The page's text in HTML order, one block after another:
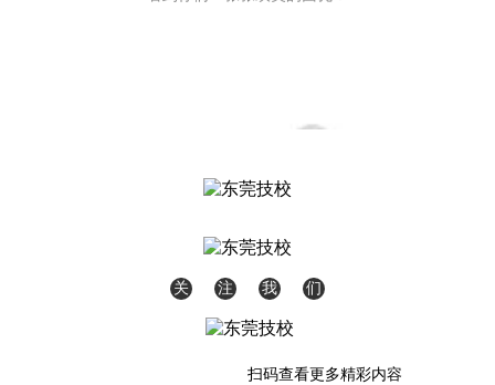
关 注 我 们
扫码查看更多精彩内容